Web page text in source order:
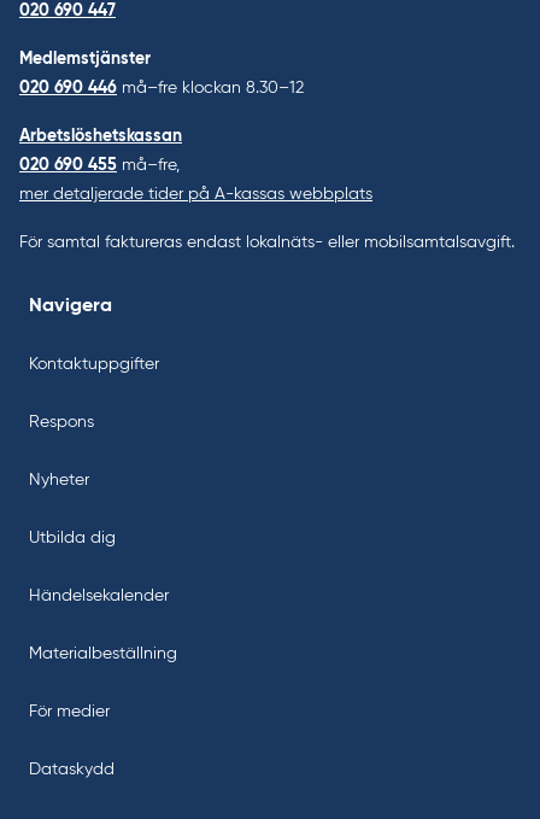
020 690 447
Medlemstjänster
020 690 446 må–fre klockan 8.30–12
Arbetslöshetskassan
020 690 455 må–fre,
mer detaljerade tider på A-kassas webbplats
För samtal faktureras endast lokalnäts- eller mobilsamtalsavgift.
Navigera
Kontaktuppgifter
Respons
Nyheter
Utbilda dig
Händelsekalender
Materialbeställning
För medier
Dataskydd